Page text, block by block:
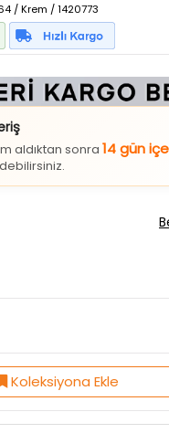
/ Krem / 1420773
aldıktan sonra 14 gün
Koleksiyona Ekle